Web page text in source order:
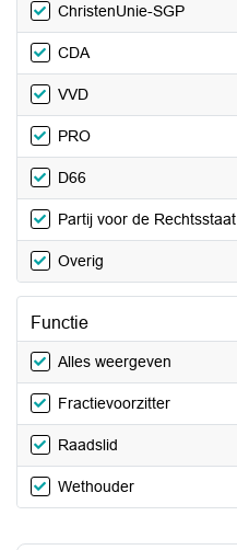
ChristenUnie-SGP
CDA
VVD
PRO
D66
Partij voor de Rechtsstaat
Overig
Functie
Alles weergeven
Fractievoorzitter
Raadslid
Wethouder